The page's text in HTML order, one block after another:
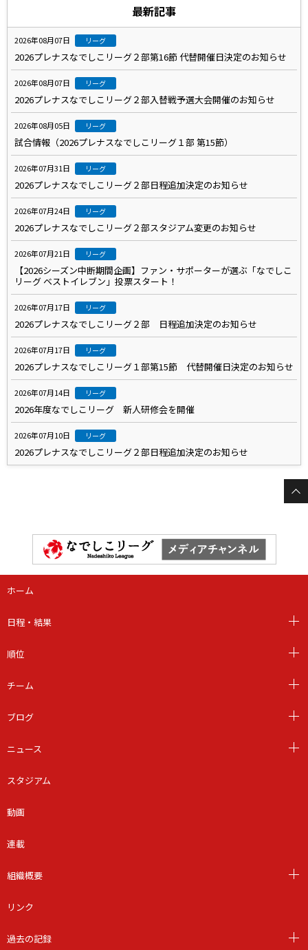
最新記事
2026年08月07日 リーグ
2026プレナスなでしこリーグ２部第16節 代替開催日決定のお知らせ
2026年08月07日 リーグ
2026プレナスなでしこリーグ２部入替戦予選大会開催のお知らせ
2026年08月05日 リーグ
試合情報（2026プレナスなでしこリーグ１部 第15節）
2026年07月31日 リーグ
2026プレナスなでしこリーグ２部日程追加決定のお知らせ
2026年07月24日 リーグ
2026プレナスなでしこリーグ２部スタジアム変更のお知らせ
2026年07月21日 リーグ
【2026シーズン中断期間企画】ファン・サポーターが選ぶ「なでしこ
リーグ ベストイレブン」投票スタート！
2026年07月17日 リーグ
2026プレナスなでしこリーグ２部 日程追加決定のお知らせ
2026年07月17日 リーグ
2026プレナスなでしこリーグ１部第15節 代替開催日決定のお知らせ
2026年07月14日 リーグ
2026年度なでしこリーグ 新人研修会を開催
2026年07月10日 リーグ
2026プレナスなでしこリーグ２部日程追加決定のお知らせ
ホーム
日程・結果
順位
チーム
ブログ
ニュース
スタジアム
動画
連載
組織概要
リンク
過去の記録